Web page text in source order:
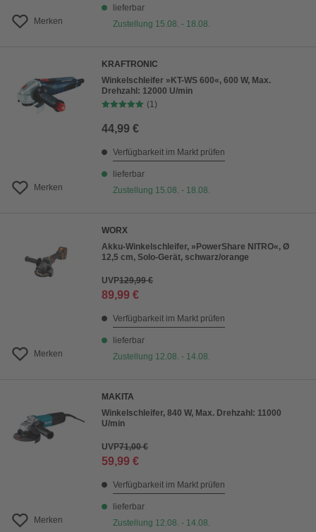
Merken
lieferbar
Zustellung 15.08. - 18.08.
Merken
KRAFTRONIC
Winkelschleifer »KT-WS 600«, 600 W, Max.
Drehzahl: 12000 U/min
(1)
44,99 €
Verfügbarkeit im Markt prüfen
lieferbar
Zustellung 15.08. - 18.08.
Merken
WORX
Akku-Winkelschleifer, »PowerShare NITRO«, Ø
12,5 cm, Solo-Gerät, schwarz/orange
UVP129,99 €
89,99 €
Verfügbarkeit im Markt prüfen
lieferbar
Zustellung 12.08. - 14.08.
Merken
MAKITA
Winkelschleifer, 840 W, Max. Drehzahl: 11000
U/min
UVP71,00 €
59,99 €
Verfügbarkeit im Markt prüfen
lieferbar
Zustellung 12.08. - 14.08.